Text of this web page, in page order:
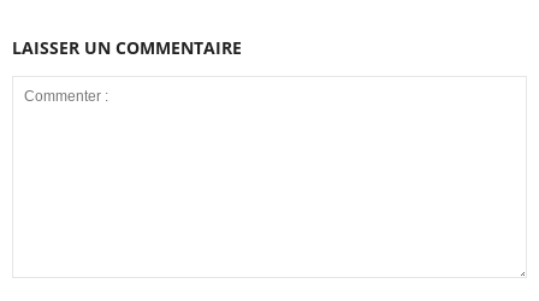
LAISSER UN COMMENTAIRE